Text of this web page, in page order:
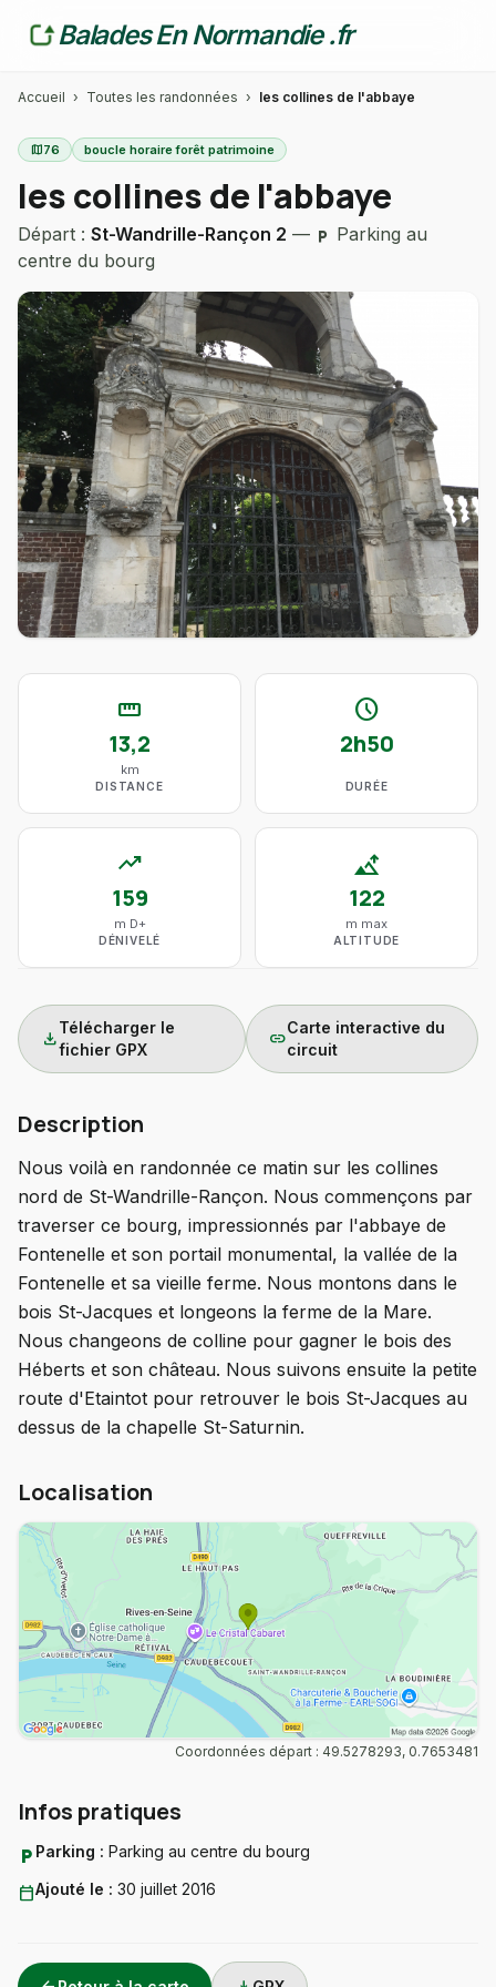
Balades En Normandie .fr
Accueil › Toutes les randonnées › les collines de l'abbaye
map76 boucle horaire forêt patrimoine
les collines de l'abbaye
Départ : St-Wandrille-Rançon 2 — local_parking
Parking au
centre du bourg
straighten
13,2
km
DISTANCE
schedule
2h50
DURÉE
trending_up
159
m D+
DÉNIVELÉ
altitude
122
m max
ALTITUDE
download
Télécharger le
fichier GPX
link
Carte interactive du
circuit
Description
Nous voilà en randonnée ce matin sur les collines
nord de St-Wandrille-Rançon. Nous commençons par
traverser ce bourg, impressionnés par l'abbaye de
Fontenelle et son portail monumental, la vallée de la
Fontenelle et sa vieille ferme. Nous montons dans le
bois St-Jacques et longeons la ferme de la Mare.
Nous changeons de colline pour gagner le bois des
Héberts et son château. Nous suivons ensuite la petite
route d'Etaintot pour retrouver le bois St-Jacques au
dessus de la chapelle St-Saturnin.
Localisation
Coordonnées départ : 49.5278293, 0.7653481
Infos pratiques
local_parking Parking : Parking au centre du bourg
calendar_todayAjouté le : 30 juillet 2016